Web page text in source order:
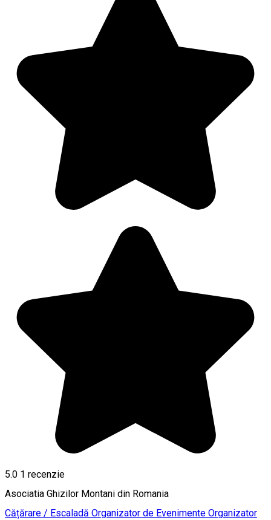
5.0 1 recenzie
Asociatia Ghizilor Montani din Romania
Cățărare / Escaladă Organizator de Evenimente Organizator